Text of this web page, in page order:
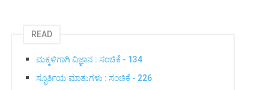
READ
ಮಕ್ಕಳಿಗಾಗಿ ವಿಜ್ಞಾನ : ಸಂಚಿಕೆ - 134
ಸ್ಫೂರ್ತಿಯ ಮಾತುಗಳು : ಸಂಚಿಕೆ - 226